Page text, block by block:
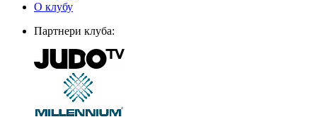
О клубу
Партнери клуба: